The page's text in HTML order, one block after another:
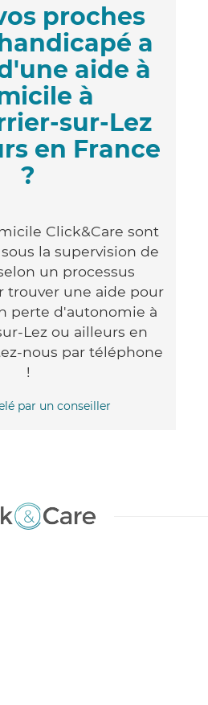
proches
a
aide à
à
sur-Lez
en France
?
Click&Care sont
la supervision de
un processus
trouver une aide pour
perte d'autonomie à
Lez ou ailleurs en
nous par téléphone
!
par un conseiller